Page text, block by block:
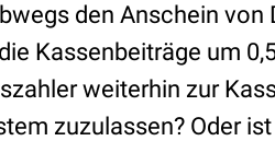
den Anschein von
Kassenbeiträge um
weiterhin zur
zuzulassen? Oder